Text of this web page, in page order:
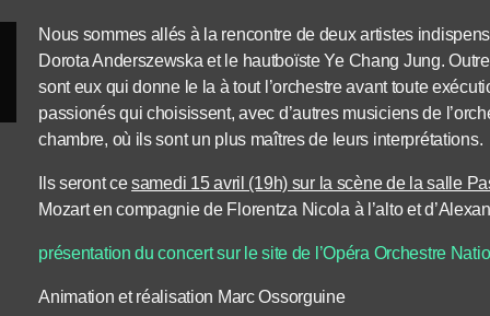
Nous sommes allés à la rencontre de deux artistes
Dorota Anderszewska et le hautboïste Ye Chang Jung.
sont eux qui donne le la à tout l’orchestre avant toute
passionés qui choisissent, avec d’autres musiciens de
chambre, où ils sont un plus maîtres de leurs interprétations.
Ils seront cesamedi 15 avril (19h) sur la scène de la salle
Mozart en compagnie de Florentza Nicola à l’alto et
présentation du concert sur le site de l’Opéra Orchestre
Animation et réalisation Marc Ossorguine